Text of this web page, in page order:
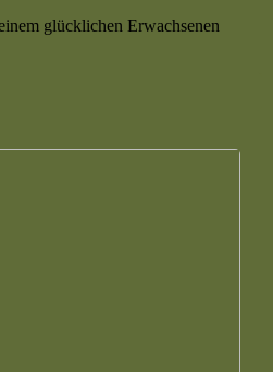
glücklichen Erwachsenen